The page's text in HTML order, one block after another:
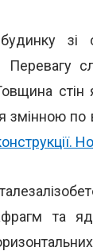
будинку
Перевагу
стін
по
та